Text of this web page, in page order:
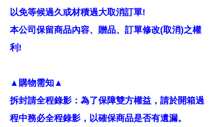
以免等候過久或材積過大取消訂單!
本公司保留商品內容、贈品、訂單修改(取消)之權
利!
▲購物需知▲
拆封請全程錄影：為了保障雙方權益，請於開箱過
程中務必全程錄影，以確保商品是否有遺漏。